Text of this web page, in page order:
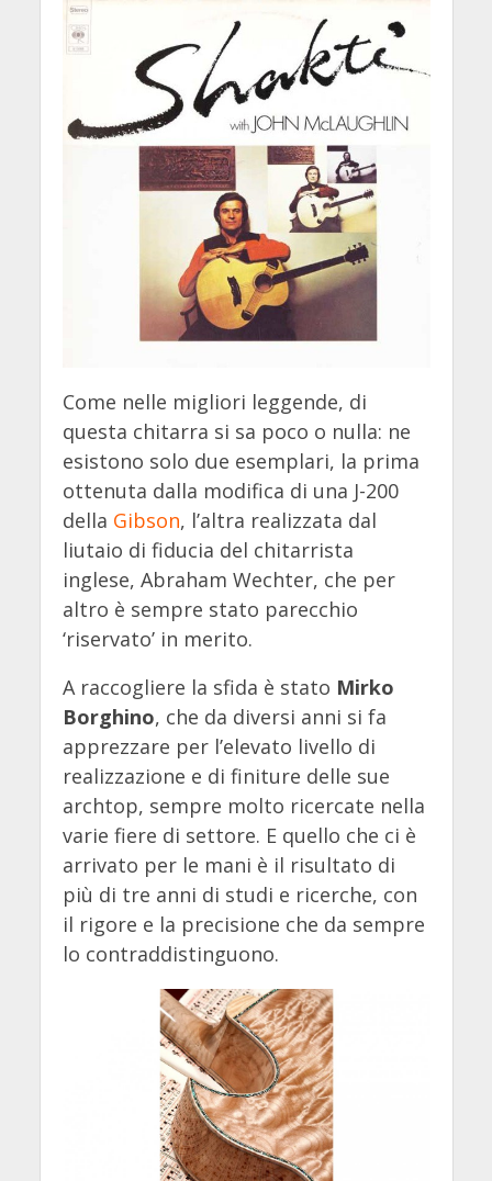
Come nelle migliori leggende, di
questa chitarra si sa poco o nulla: ne
esistono solo due esemplari, la prima
ottenuta dalla modifica di una J-200
della Gibson, l’altra realizzata dal
liutaio di fiducia del chitarrista
inglese, Abraham Wechter, che per
altro è sempre stato parecchio
‘riservato’ in merito.
A raccogliere la sfida è stato Mirko
Borghino, che da diversi anni si fa
apprezzare per l’elevato livello di
realizzazione e di finiture delle sue
archtop, sempre molto ricercate nella
varie fiere di settore. E quello che ci è
arrivato per le mani è il risultato di
più di tre anni di studi e ricerche, con
il rigore e la precisione che da sempre
lo contraddistinguono.